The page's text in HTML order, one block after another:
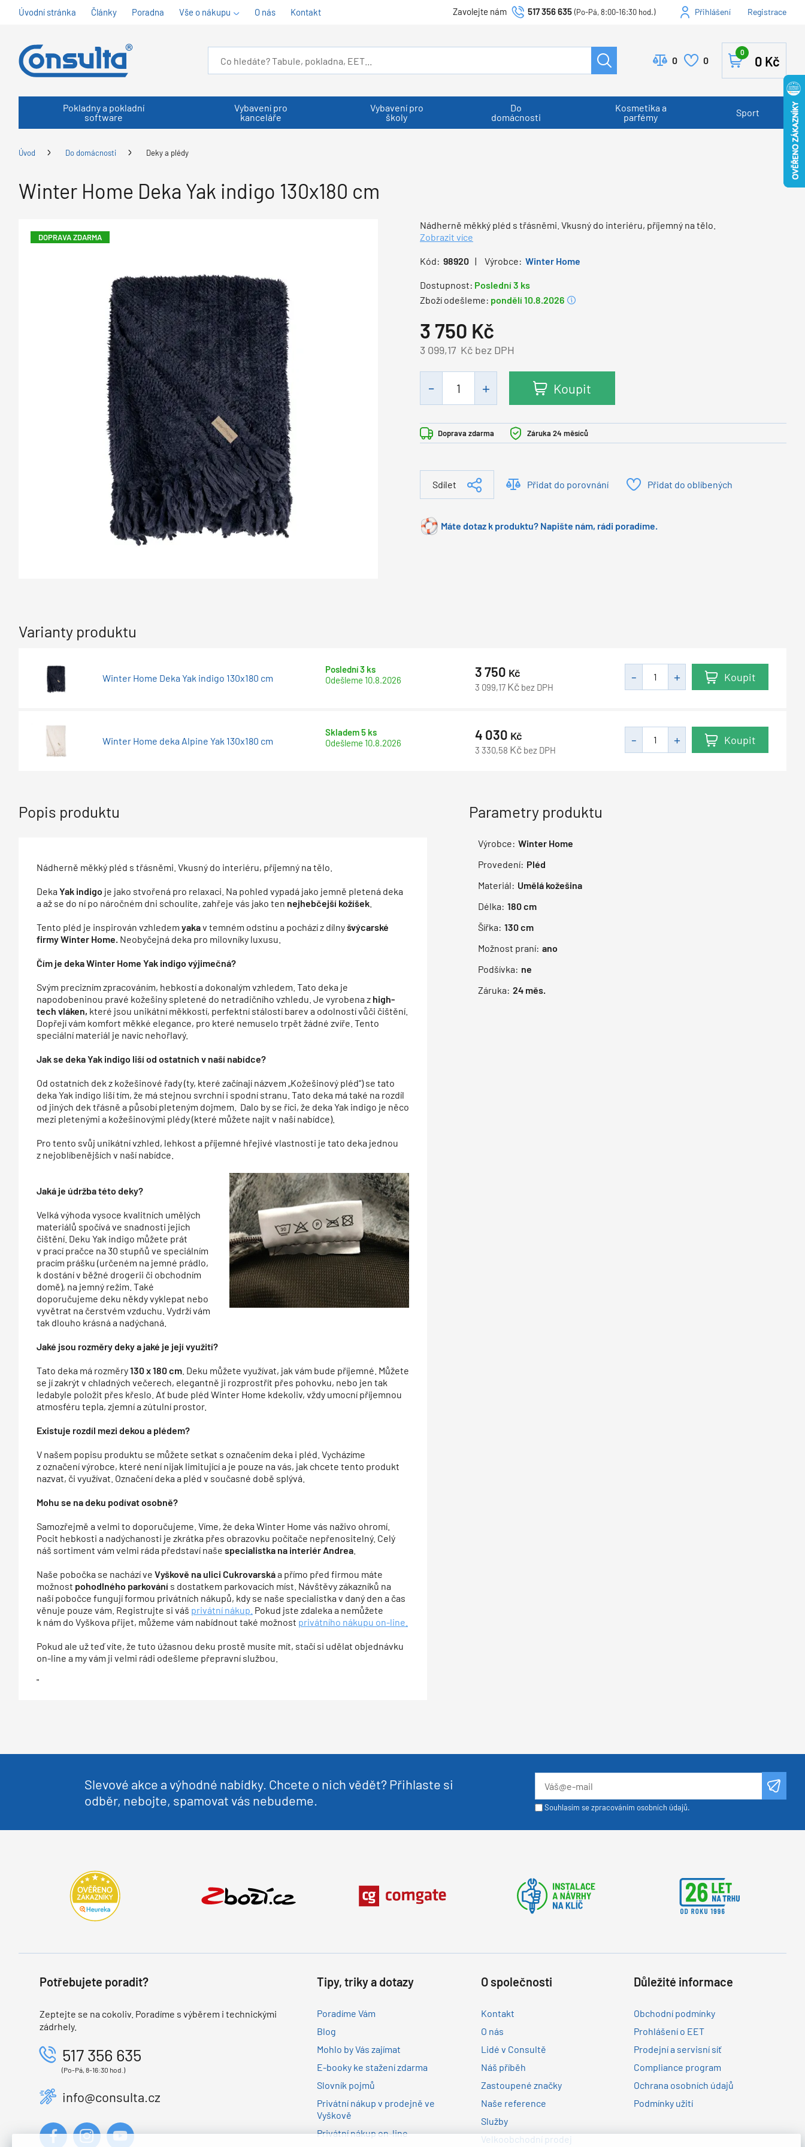
Úvodní stránka Články Poradna Vše o nákupu O nás Kontakt Zavolejte nám 517 356 635 (Po-Pá, 8:00-16:30 hod.) Přihlášení Registrace
0 0 0 Kč
0
Pokladny a pokladní
software
Vybavení pro
kanceláře
Vybavení pro
školy
Do
domácnosti
Kosmetika a
parfémy
Sport
Úvod Do domácnosti Deky a plédy
Winter Home Deka Yak indigo 130x180 cm
DOPRAVA ZDARMA
Nádherně měkký pléd s třásněmi. Vkusný do interiéru, příjemný na tělo.
Zobrazit více
Kód: 98920 Výrobce: Winter Home
Dostupnost: Poslední 3 ks
Zboží odešleme: pondělí 10.8.2026
3 750 Kč
Kč bez DPH
3 099,17
Koupit
Doprava zdarma Záruka 24 měsíců
Sdílet Přidat do porovnání Přidat do oblíbených
Máte dotaz k produktu? Napište nám, rádi poradíme.
Varianty produktu
Winter Home Deka Yak indigo 130x180 cm
Poslední 3 ks
Odešleme 10.8.2026
3 750 Kč
3 099,17 Kč bez DPH
Koupit
Winter Home deka Alpine Yak 130x180 cm
Skladem 5 ks
Odešleme 10.8.2026
4 030 Kč
3 330,58 Kč bez DPH
Koupit
Popis produktu
Nádherně měkký pléd s třásněmi. Vkusný do interiéru, příjemný na tělo.
Deka Yak indigo je jako stvořená pro relaxaci. Na pohled vypadá jako jemně pletená deka
a až se do ní po náročném dni schoulíte, zahřeje vás jako ten nejhebčejší kožíšek
Tento pléd je inspirován vzhledem yakav temném odstínu a pochází z dílnyšvýcarské
firmy Winter Home. Neobyčejná deka pro milovníky luxusu.
Čím je deka Winter Home Yak indigo výjimečná?
Svým precizním zpracováním, hebkostí a dokonalým vzhledem. Tato deka je
napodobeninou pravé kožešiny spletené do netradičního vzhledu. Je vyrobena z high-
tech vláken, které jsou unikátní měkkostí, perfektní stálostí barev a odolností vůči čištění.
Dopřejí vám komfort měkké elegance, pro které nemuselo trpět žádné zvíře. Tento
speciální materiál je navíc nehořlavý.
Jak se deka Yak indigo liší od ostatních v naší nabídce?
Od ostatních dek z kožešinové řady (ty, které začínají názvem „Kožešinový pléd“) se tato
deka Yak indigo liší tím, že má stejnou svrchní i spodní stranu. Tato deka má také na rozdíl
od jiných dek třásně a působí pleteným dojmem. Dalo by se říci, že deka Yak indigo je něco
mezi pletenými a kožešinovými plédy (které můžete najít v naší nabídce).
Pro tento svůj unikátní vzhled, lehkost a příjemné hřejivé vlastnosti je tato deka jednou
z nejoblíbenějších v naší nabídce.
Jaká je údržba této deky?
Velká výhoda vysoce kvalitních umělých
materiálů spočívá ve snadnosti jejich
čištění. Deku Yak indigo můžete prát
v prací pračce na 30 stupňů ve speciálním
pracím prášku (určeném na jemné prádlo,
k dostání v běžné drogerii či obchodním
domě), na jemný režim. Také
doporučujeme deku někdy vyklepat nebo
vyvětrat na čerstvém vzduchu. Vydrží vám
tak dlouho krásná a nadýchaná.
Jaké jsou rozměry deky a jaké je její využití?
Tato deka má rozměry130 x 180 cm . Deku můžete využívat, jak vám bude příjemné. Můžete
se jí zakrýt v chladných večerech, elegantně ji rozprostřít přes pohovku, nebo jen tak
ledabyle položit přes křeslo. Ať bude pléd Winter Home kdekoliv, vždy umocní příjemnou
atmosféru tepla, zjemní a zútulní prostor.
Existuje rozdíl mezi dekou a plédem?
V našem popisu produktu se můžete setkat s označením deka i pléd. Vycházíme
z označení výrobce, které není nijak limitující a je pouze na vás, jak chcete tento produkt
nazvat, či využívat. Označení deka a pléd v současné době splývá.
Mohu se na deku podívat osobně?
Samozřejmě a velmi to doporučujeme. Víme, že deka Winter Home vás naživo ohromí.
Pocit hebkosti a nadýchanosti je zkrátka přes obrazovku počítače nepřenositelný. Celý
náš sortiment vám velmi ráda představí naše specialistka na interiér Andrea
Naše pobočka se nachází ve Vyškově na ulici Cukrovarskáa přímo před firmou máte
možnost pohodlného parkování s dostatkem parkovacích míst. Návštěvy zákazníků na
naší pobočce fungují formou privátních nákupů, kdy se naše specialistka v daný den a čas
věnuje pouze vám. Registrujte si váš privátní nákup. Pokud jste zdaleka a nemůžete
k nám do Vyškova přijet, můžeme vám nabídnout také možnost privátního nákupu on-line.
Pokud ale už teď víte, že tuto úžasnou deku prostě musíte mít, stačí si udělat objednávku
on-line a my vám ji velmi rádi odešleme přepravní službou.
"
Parametry produktu
Výrobce: Winter Home
Provedení: Pléd
Materiál: Umělá kožešina
Délka: 180cm
Šířka: 130cm
Možnost praní: ano
Podšívka: ne
Záruka: 24 měs.
Slevové akce a výhodné nabídky. Chcete o nich vědět? Přihlaste si
odběr, nebojte, spamovat vás nebudeme.
Souhlasím se zpracováním osobních údajů.
Potřebujete poradit?
Zeptejte se na cokoliv. Poradíme s výběrem i technickými
zádrhely.
517 356 635
(Po-Pá, 8-16:30 hod.)
info@consulta.cz
Tipy, triky a dotazy
Poradíme Vám
Blog
Mohlo by Vás zajímat
E-booky ke stažení zdarma
Slovník pojmů
Privátní nákup v prodejně ve
Vyškově
Privátní nákup on-line
O společnosti
Kontakt
O nás
Lidé v Consultě
Náš příběh
Zastoupené značky
Naše reference
Služby
Velkoobchodní prodej
Důležité informace
Obchodní podmínky
Prohlášení o EET
Prodejní a servisní síť
Compliance program
Ochrana osobních údajů
Podmínky užití